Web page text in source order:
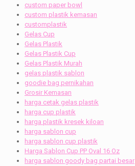
custom paper bowl
custom plastik kemasan
customplastik
Gelas Cup
Gelas Plastik
Gelas Plastik Cup
Gelas Plastik Murah
gelas plastik sablon
goodie bag pernikahan
Grosir Kemasan
harga cetak gelas plastik
harga cup plastik
harga plastik kresek kiloan
harga sablon cup
harga sablon cup plastik
Harga Sablon Cup PP Oval 16 Oz
harga sablon goody bag partai besar